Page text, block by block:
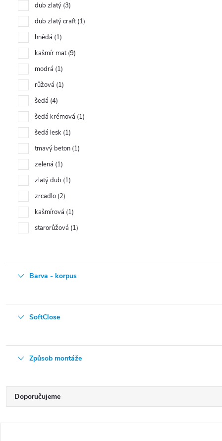
dub zlatý 3
dub zlatý craft 1
hnědá 1
kašmír mat 9
modrá 1
růžová 1
šedá 4
šedá krémová 1
šedá lesk 1
tmavý beton 1
zelená 1
zlatý dub 1
zrcadlo 2
kašmírová 1
starorůžová 1
Barva - korpus
SoftClose
Způsob montáže
a
z
Doporučujeme